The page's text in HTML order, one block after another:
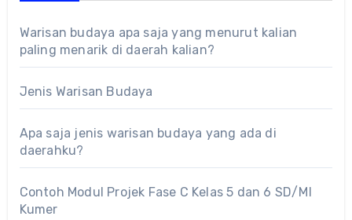
Warisan budaya apa saja yang menurut kalian
paling menarik di daerah kalian?
Jenis Warisan Budaya
Apa saja jenis warisan budaya yang ada di
daerahku?
Contoh Modul Projek Fase C Kelas 5 dan 6 SD/MI
Kumer